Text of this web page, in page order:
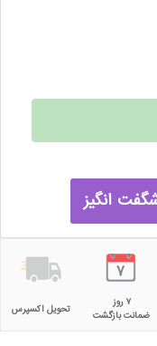
انگیز
۷ روز
ضمانت بازگشت
تحویل اکسپرس